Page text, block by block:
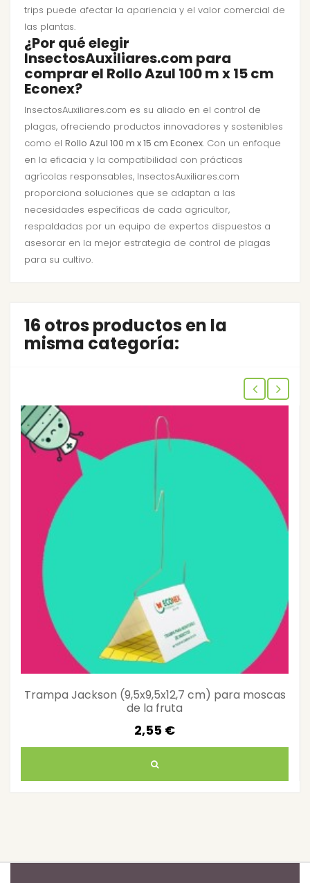
trips puede afectar la apariencia y el valor comercial de
las plantas.
¿Por qué elegir
InsectosAuxiliares.com para
comprar el Rollo Azul 100 m x 15 cm
Econex?
InsectosAuxiliares.com es su aliado en el control de
plagas, ofreciendo productos innovadores y sostenibles
como el Rollo Azul 100 m x 15 cm Econex. Con un enfoque
en la eficacia y la compatibilidad con prácticas
agrícolas responsables, InsectosAuxiliares.com
proporciona soluciones que se adaptan a las
necesidades específicas de cada agricultor,
respaldadas por un equipo de expertos dispuestos a
asesorar en la mejor estrategia de control de plagas
para su cultivo.
16 otros productos en la
misma categoría:
Trampa Jackson (9,5x9,5x12,7 cm) para moscas
de la fruta
2,55 €